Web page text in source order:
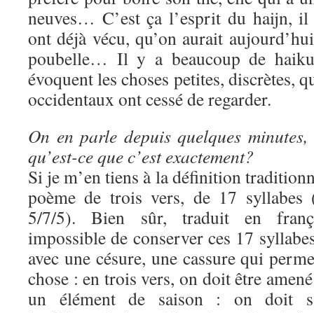
neuves… C’est ça l’esprit du haijn, il
ont déjà vécu, qu’on aurait
poubelle… Il y a beaucoup de
évoquent les choses petites, discrètes,
occidentaux ont cessé de regarder.
On en parle depuis quelques
qu’est-ce que c’est exactement?
Si je m’en tiens à la définition
poème de trois vers, de 17 syllabes
5/7/5). Bien sûr, traduit en
impossible de conserver ces 17
avec une césure, une cassure qui
chose : en trois vers, on doit être
un élément de saison : on doit